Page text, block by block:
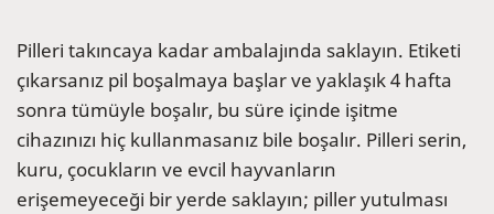
Pilleri takıncaya kadar ambalajında saklayın. Etiketi
çıkarsanız pil boşalmaya başlar ve yaklaşık 4 hafta
sonra tümüyle boşalır, bu süre içinde işitme
cihazınızı hiç kullanmasanız bile boşalır. Pilleri serin,
kuru, çocukların ve evcil hayvanların
erişemeyeceği bir yerde saklayın; piller yutulması